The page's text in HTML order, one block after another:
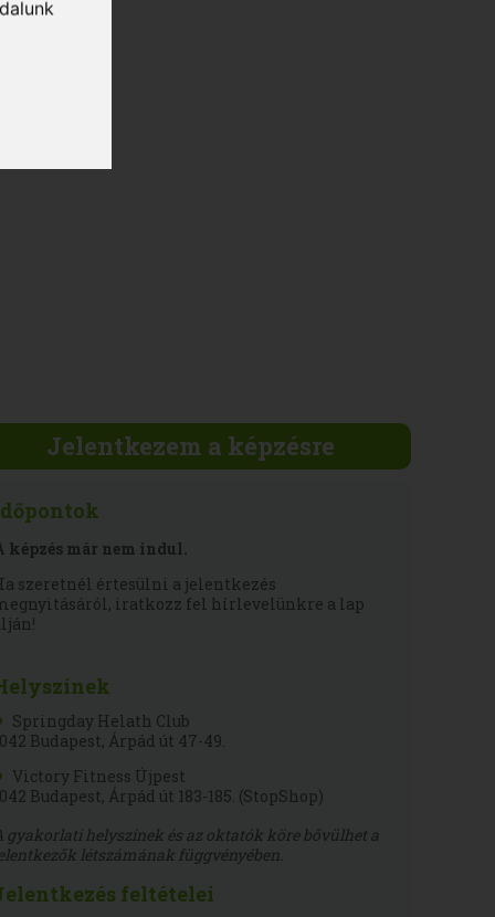
Jelentkezem a képzésre
képzés már nem indul.
szeretnél értesülni a jelentkezés
iratkozz fel hírlevelünkre a lap
Springday Helath Club
Budapest, Árpád út 47-49.
Victory Fitness Újpest
Budapest, Árpád út 183-185. (StopShop)
gyakorlati helyszínek és az oktatók köre bővülhet a
létszámának függvényében.
feltételei